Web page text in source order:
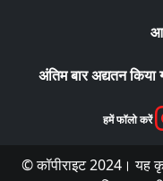
अंतिम बार अद्यतन किया
हमें फॉलो करें
© कॉपीराइट 2024। यह